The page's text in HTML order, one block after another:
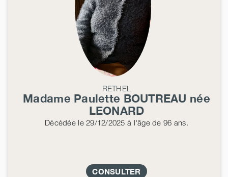
RETHEL
Madame Paulette BOUTREAU née
LEONARD
Décédéele 29/12/2025 à l'âge de 96 ans.
CONSULTER